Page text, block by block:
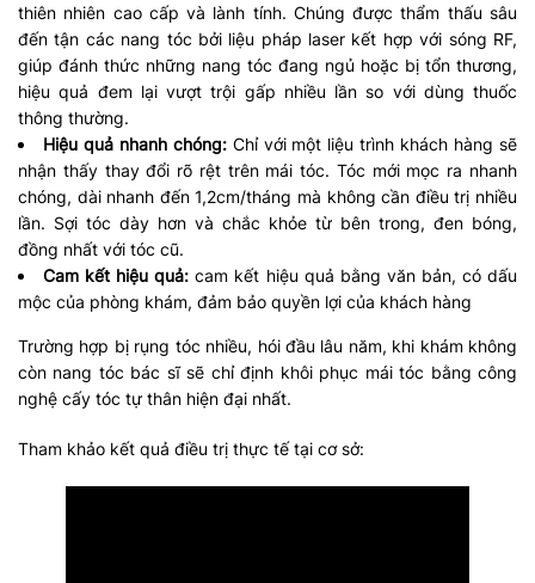
thiên nhiên cao cấp và lành tính. Chúng được thẩm thấu sâu
đến tận các nang tóc bởi liệu pháp laser kết hợp với sóng RF,
giúp đánh thức những nang tóc đang ngủ hoặc bị tổn thương,
hiệu quả đem lại vượt trội gấp nhiều lần so với dùng thuốc
thông thường.
Hiệu quả nhanh chóng: Chỉ với một liệu trình khách hàng sẽ
nhận thấy thay đổi rõ rệt trên mái tóc. Tóc mới mọc ra nhanh
chóng, dài nhanh đến 1,2cm/tháng mà không cần điều trị nhiều
lần. Sợi tóc dày hơn và chắc khỏe từ bên trong, đen bóng,
đồng nhất với tóc cũ.
Cam kết hiệu quả:cam kết hiệu quả bằng văn bản, có dấu
mộc của phòng khám, đảm bảo quyền lợi của khách hàng
Trường hợp bị rụng tóc nhiều, hói đầu lâu năm, khi khám không
còn nang tóc bác sĩ sẽ chỉ định khôi phục mái tóc bằng công
nghệ cấy tóc tự thân hiện đại nhất.
Tham khảo kết quả điều trị thực tế tại cơ sở: